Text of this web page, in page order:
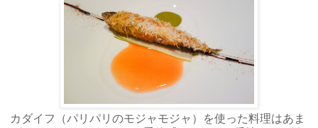
カダイフ（パリパリのモジャモジャ）を使った料理はあま